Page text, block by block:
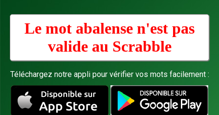
Le mot abalense n'est pas
valide au Scrabble
Téléchargez notre appli pour vérifier vos mots facilement :